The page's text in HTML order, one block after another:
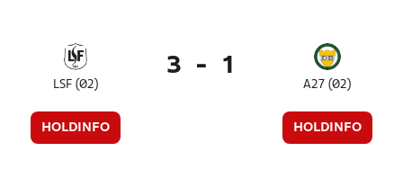
LSF (Ø2)
HOLDINFO
3 - 1
A27 (Ø2)
HOLDINFO